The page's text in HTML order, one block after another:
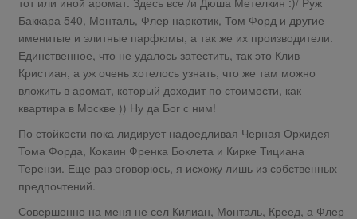
Баккара 540, Монталь, Флер наркотик, Том Форд и другие
именитые и элитные парфюмы, а так же их производители.
Единственное, что не удалось затестить, так это Клив
Кристиан, а уж очень хотелось узнать, что же там можно
вложить в аромат, который доходит по стоимости, как
квартира в Москве )) Ну да Бог с ним!
По стойкости пока лидирует надоедливая Черная Орхидея
Тома Форда, Кокаин Френка Боклета и Кирке Тициана
Терензи. Еще раз оговорюсь, я исхожу лишь из собственных
предпочтений.
Совершенно на меня не сел Килиан, Монталь, Креед, а Флер